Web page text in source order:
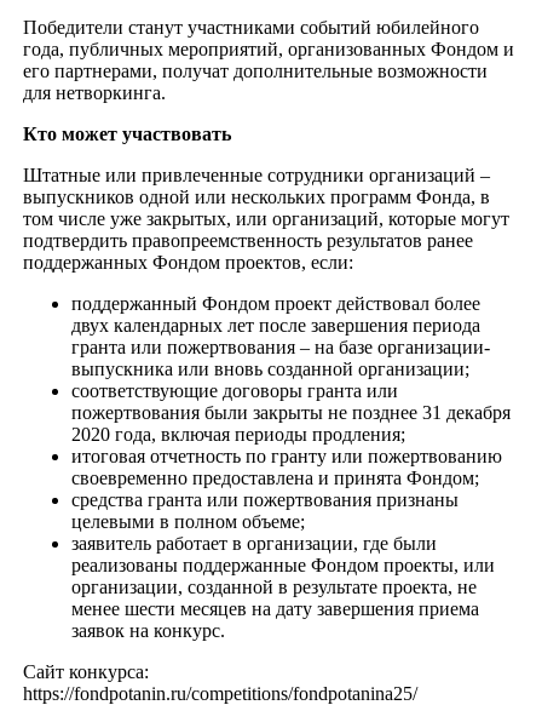
Победители станут участниками событий юбилейного
года, публичных мероприятий, организованных Фондом и
его партнерами, получат дополнительные возможности
для нетворкинга.
Кто может участвовать
Штатные или привлеченные сотрудники организаций –
выпускников одной или нескольких программ Фонда, в
том числе уже закрытых, или организаций, которые могут
подтвердить правопреемственность результатов ранее
поддержанных Фондом проектов, если:
поддержанный Фондом проект действовал более
двух календарных лет после завершения периода
гранта или пожертвования – на базе организации-
выпускника или вновь созданной организации;
соответствующие договоры гранта или
пожертвования были закрыты не позднее 31 декабря
2020 года, включая периоды продления;
итоговая отчетность по гранту или пожертвованию
своевременно предоставлена и принята Фондом;
средства гранта или пожертвования признаны
целевыми в полном объеме;
заявитель работает в организации, где были
реализованы поддержанные Фондом проекты, или
организации, созданной в результате проекта, не
менее шести месяцев на дату завершения приема
заявок на конкурс.
Сайт конкурса:
https://fondpotanin.ru/competitions/fondpotanina25/